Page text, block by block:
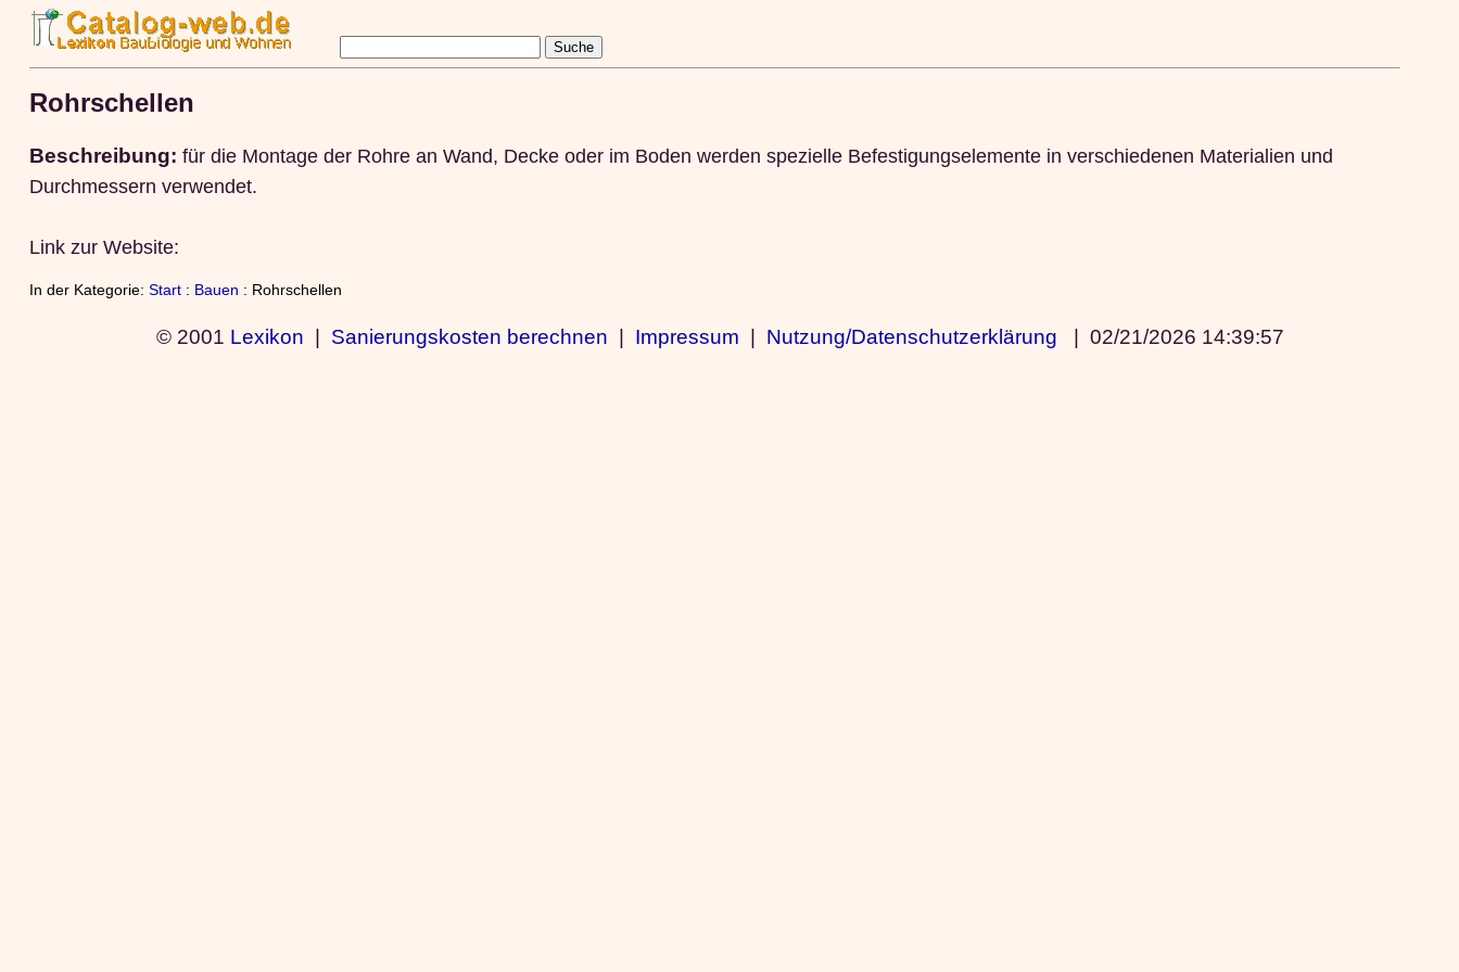
Rohrschellen
Beschreibung: für die Montage der Rohre an Wand, Decke oder im Boden werden spezielle Befestigungselemente in verschiedenen Materialien und
Durchmessern verwendet.
Link zur Website:
In der Kategorie: Start: Bauen : Rohrschellen
© 2001 Lexikon | Sanierungskosten berechnen | Impressum | Nutzung/Datenschutzerklärung |02/21/2026 14:39:57